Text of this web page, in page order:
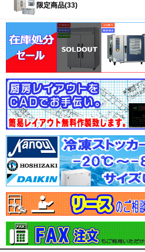
限定商品(33)